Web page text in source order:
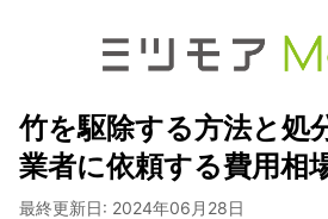
竹を駆除する方法と処
業者に依頼する費用相
最終更新日: 2024年06月28日